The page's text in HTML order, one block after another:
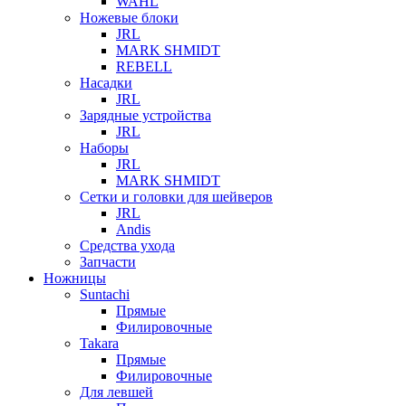
Ножевые блоки
JRL
MARK SHMIDT
REBELL
Насадки
JRL
Зарядные устройства
JRL
Наборы
JRL
MARK SHMIDT
Сетки и головки для шейверов
JRL
Andis
Средства ухода
Запчасти
Ножницы
Suntachi
Прямые
Филировочные
Takara
Прямые
Филировочные
Для левшей